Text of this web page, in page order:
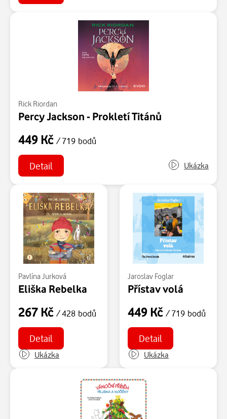
Rick Riordan
Percy Jackson - Prokletí Titánů
449 Kč / 719 bodů
Detail Ukázka
Pavlína Jurková
Eliška Rebelka
267 Kč / 428 bodů
Detail
Ukázka
Jaroslav Foglar
Přístav volá
449 Kč / 719 bodů
Detail
Ukázka